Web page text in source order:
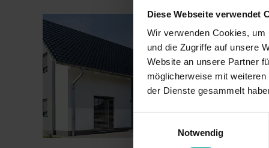
Diese Webseite verwendet
Wir verwenden Cookies,
und die Zugriffe auf unsere
Website an unsere Partner
möglicherweise mit
der Dienste gesammelt
Notwendig
Umwelt“
Wohlfühl-
Veröffentlicht
am
23. Oktober 2017
Mit dem
warme
Blicken Ihrer
„Wohlfühl-
weiterlesen